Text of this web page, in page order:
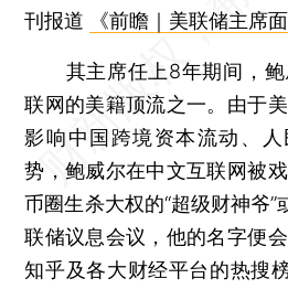
刊报道
《前瞻｜美联储主席
其主席任上8年期间，鲍
联网的美籍顶流之一。由于
影响中国跨境资本流动、
势，鲍威尔在中文互联网被
币圈生杀大权的“超级财神爷”
联储议息会议，他的名字便
知乎及各大财经平台的热搜